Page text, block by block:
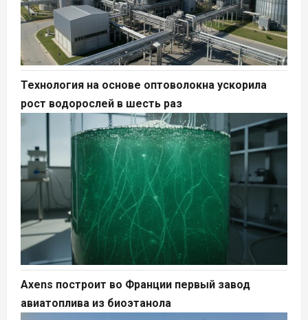
Технология на основе оптоволокна ускорила
рост водорослей в шесть раз
Axens построит во Франции первый завод
авиатоплива из биоэтанола